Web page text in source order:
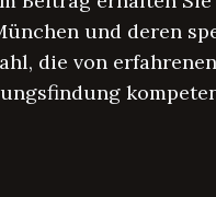
und deren
die von